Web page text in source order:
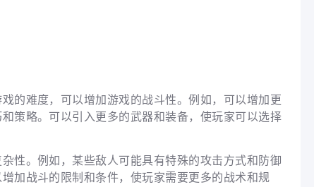
的难度，可以增加游戏的战斗性。例如，可以增加更
策略。可以引入更多的武器和装备，使玩家可以选择
性。例如，某些敌人可能具有特殊的攻击方式和防御
加战斗的限制和条件，使玩家需要更多的战术和规